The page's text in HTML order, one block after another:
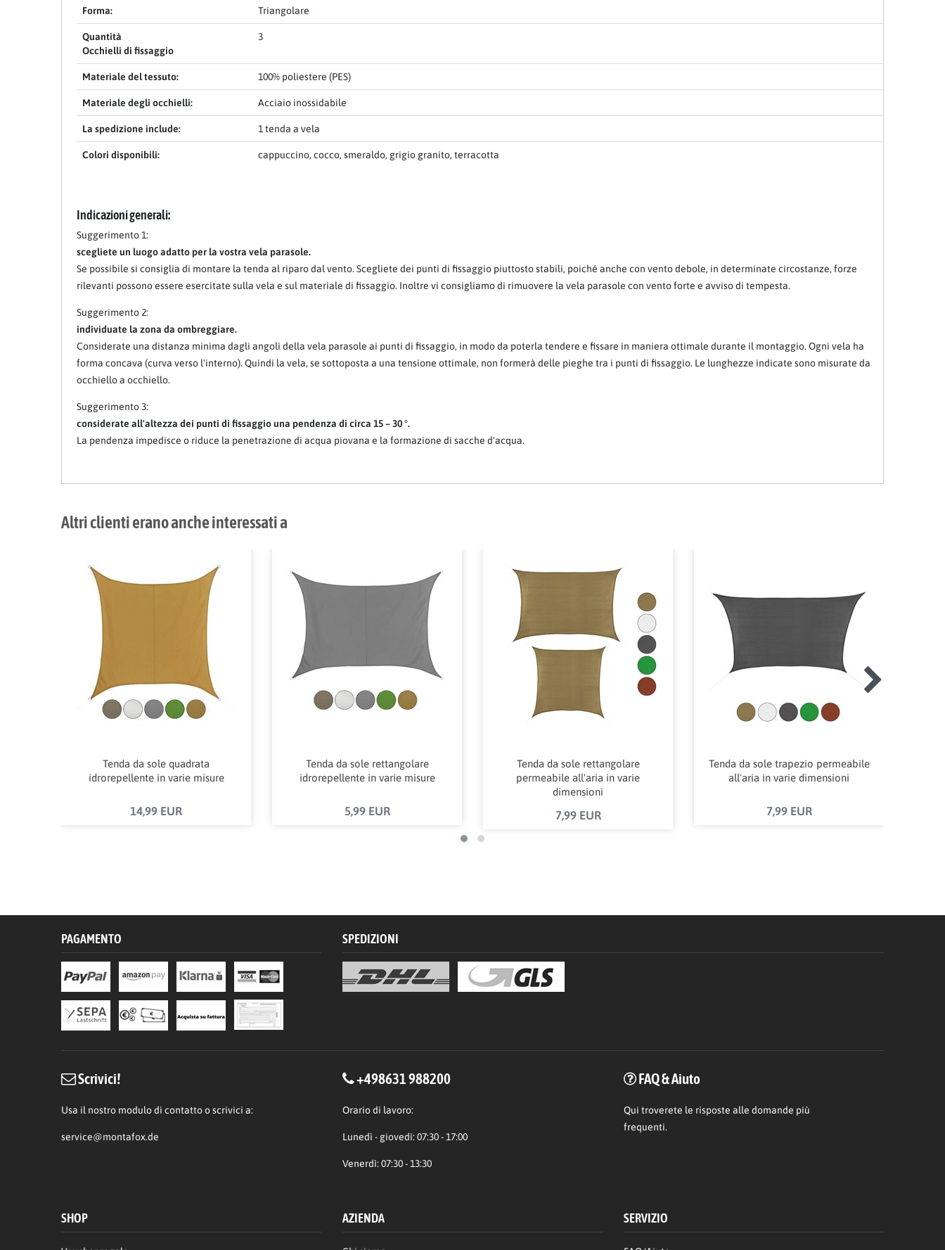
Item 1 of 15
Forma: Triangolare
Quantità
Occhielli di fissaggio
3
Materiale del tessuto: 100% poliestere (PES)
Materiale degli occhielli: Acciaio inossidabile
La spedizione include: 1 tenda a vela
Colori disponibili: cappuccino, cocco, smeraldo, grigio granito, terracotta
Indicazioni generali:
Suggerimento 1:
scegliete un luogo adatto per la vostra vela parasole.
Se possibile si consiglia di montare la tenda al riparo dal vento. Scegliete dei punti di fissaggio piuttosto stabili, poiché anche con vento debole, in determinate circostanze, forze
rilevanti possono essere esercitate sulla vela e sul materiale di fissaggio. Inoltre vi consigliamo di rimuovere la vela parasole con vento forte e avviso di tempesta.
Suggerimento 2:
individuate la zona da ombreggiare.
Considerate una distanza minima dagli angoli della vela parasole ai punti di fissaggio, in modo da poterla tendere e fissare in maniera ottimale durante il montaggio. Ogni vela ha
forma concava (curva verso l'interno). Quindi la vela, se sottoposta a una tensione ottimale, non formerà delle pieghe tra i punti di fissaggio. Le lunghezze indicate sono misurate da
occhiello a occhiello.
Suggerimento 3:
considerate all'altezza dei punti di fissaggio una pendenza di circa 15 – 30 °.
La pendenza impedisce o riduce la penetrazione di acqua piovana e la formazione di sacche d'acqua.
Altri clienti erano anche interessati a
Tenda da sole quadrata
idrorepellente in varie misure
14,99 EUR
Tenda da sole rettangolare
idrorepellente in varie misure
5,99 EUR
Tenda da sole rettangolare
permeabile all'aria in varie
dimensioni
7,99 EUR
Tenda da sole trapezio permeabile
all'aria in varie dimensioni
7,99 EUR
PAGAMENTO SPEDIZIONI
Scrivici!
Usa il nostro modulo di contatto o scrivici a:
service@montafox.de
+498631 988200
Orario di lavoro:
Lunedì - giovedì: 07:30 - 17:00
Venerdì: 07:30 - 13:30
FAQ & Aiuto
Qui troverete le risposte alle domande più
frequenti.
SHOP AZIENDA SERVIZIO